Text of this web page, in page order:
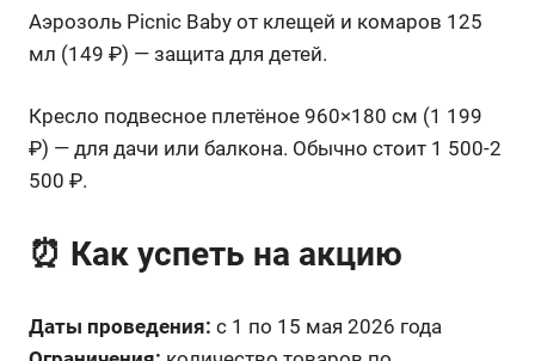
Аэрозоль Picnic Baby от клещей и комаров 125
мл (149 ₽) — защита для детей.
Кресло подвесное плетёное 960×180 см (1 199
₽) — для дачи или балкона. Обычно стоит 1 500-2
500 ₽.
⏰ Как успеть на акцию
Даты проведения: с 1 по 15 мая 2026 года